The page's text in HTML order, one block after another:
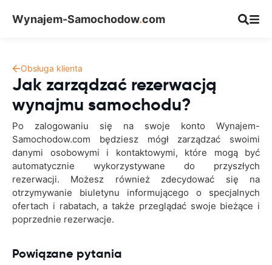
Wynajem-Samochodow.com
Obsługa klienta
Jak zarządzać rezerwacją
wynajmu samochodu?
Po zalogowaniu się na swoje konto Wynajem-
Samochodow.com będziesz mógł zarządzać swoimi
danymi osobowymi i kontaktowymi, które mogą być
automatycznie wykorzystywane do przyszłych
rezerwacji. Możesz również zdecydować się na
otrzymywanie biuletynu informującego o specjalnych
ofertach i rabatach, a także przeglądać swoje bieżące i
poprzednie rezerwacje.
Powiązane pytania